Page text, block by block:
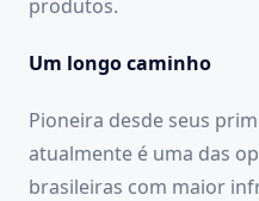
produtos.
Um longo caminho
Pioneira desde seus
atualmente é uma das
brasileiras com maior